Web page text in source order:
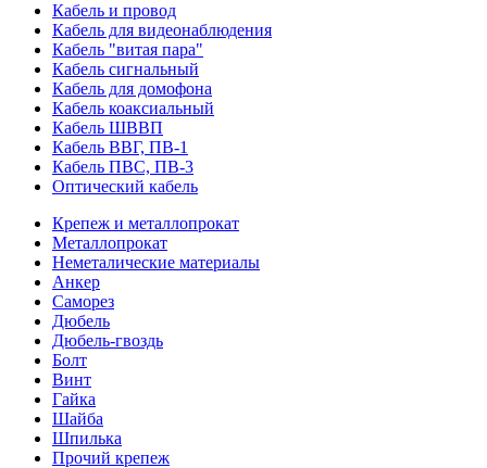
Кабель и провод
Кабель для видеонаблюдения
Кабель "витая пара"
Кабель сигнальный
Кабель для домофона
Кабель коаксиальный
Кабель ШВВП
Кабель ВВГ, ПВ-1
Кабель ПВС, ПВ-3
Оптический кабель
Крепеж и металлопрокат
Металлопрокат
Неметалические материалы
Анкер
Саморез
Дюбель
Дюбель-гвоздь
Болт
Винт
Гайка
Шайба
Шпилька
Прочий крепеж